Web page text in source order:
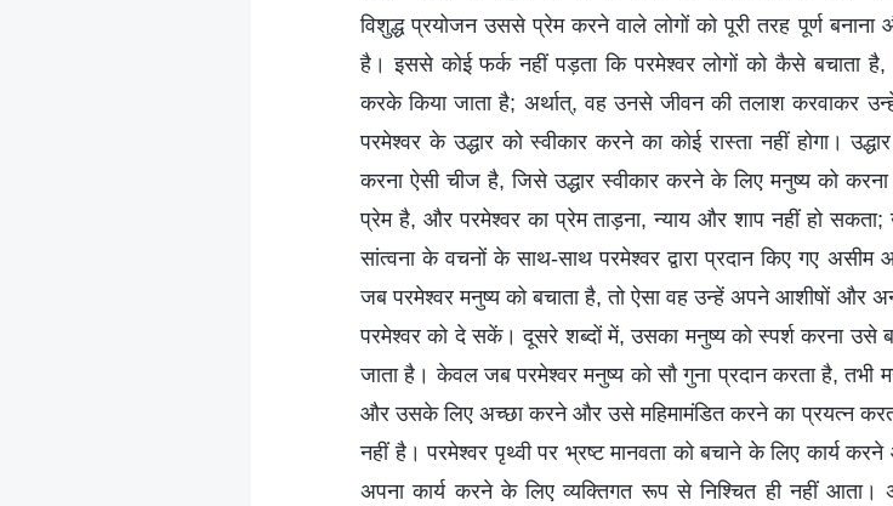
विशुद्ध प्रयोजन उससे प्रेम करने वाले लोगों को पूरी तरह पूर्ण
है। इससे कोई फर्क नहीं पड़ता कि परमेश्वर लोगों को कैसे बचाता
करके किया जाता है; अर्थात्, वह उनसे जीवन की तलाश करवाकर
परमेश्वर के उद्धार को स्वीकार करने का कोई रास्ता नहीं होगा।
करना ऐसी चीज है, जिसे उद्धार स्वीकार करने के लिए मनुष्य को करना
प्रेम है, और परमेश्वर का प्रेम ताड़ना, न्याय और शाप नहीं हो सकता;
सांत्वना के वचनों के साथ-साथ परमेश्वर द्वारा प्रदान किए गए असीम
जब परमेश्वर मनुष्य को बचाता है, तो ऐसा वह उन्हें अपने आशीषों और
परमेश्वर को दे सकें। दूसरे शब्दों में, उसका मनुष्य को स्पर्श करना उसे
जाता है। केवल जब परमेश्वर मनुष्य को सौ गुना प्रदान करता है, तभी
और उसके लिए अच्छा करने और उसे महिमामंडित करने का प्रयत्न
नहीं है। परमेश्वर पृथ्वी पर भ्रष्ट मानवता को बचाने के लिए कार्य
अपना कार्य करने के लिए व्यक्तिगत रूप से निश्चित ही नहीं